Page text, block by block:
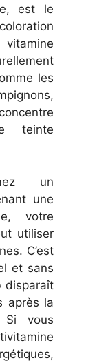
est le
les
teinte
un
une
votre
utiliser
C’est
et sans
disparaît
après la
Si vous